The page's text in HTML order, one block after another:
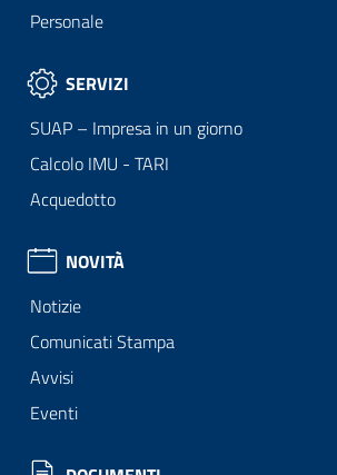
Personale
SERVIZI
SUAP – Impresa in un giorno
Calcolo IMU - TARI
Acquedotto
NOVITÀ
Notizie
Comunicati Stampa
Avvisi
Eventi